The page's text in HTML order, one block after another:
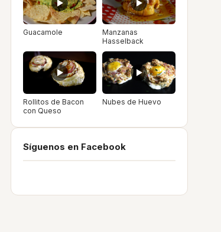
Guacamole
Manzanas
Hasselback
Rollitos de Bacon
con Queso
Nubes de Huevo
Síguenos en Facebook